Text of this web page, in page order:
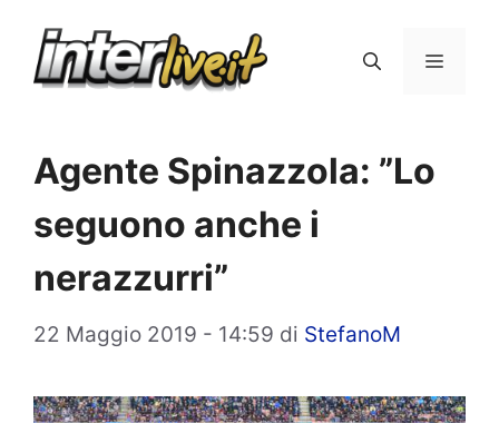
Menu
Agente Spinazzola: ”Lo
seguono anche i
nerazzurri”
22 Maggio 2019 - 14:59 di StefanoM